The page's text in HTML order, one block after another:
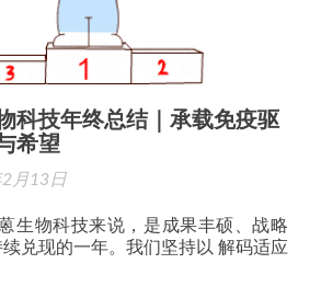
科技年终总结｜承载免疫驱
希望
月13日
生物科技来说，是成果丰硕、战略
兑现的一年。我们坚持以 解码适应